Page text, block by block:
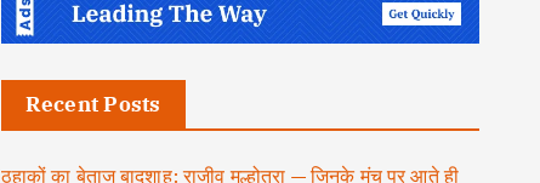
Recent Posts
ठहाकों का बेताज बादशाह: राजीव मल्होत्रा — जिनके मंच पर आते ही